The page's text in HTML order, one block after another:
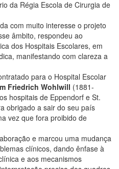
da Régia Escola de Cirurgia de
com muito interesse o projeto
âmbito, respondeu ao
dos Hospitais Escolares, em
manifestando com clareza a
para o Hospital Escolar
Friedrich Wohlwill (1881-
hospitais de Eppendorf e St.
obrigado a sair do seu país
vez que fora proibido de
e marcou uma mudança
clínicos, dando ênfase à
e aos mecanismos